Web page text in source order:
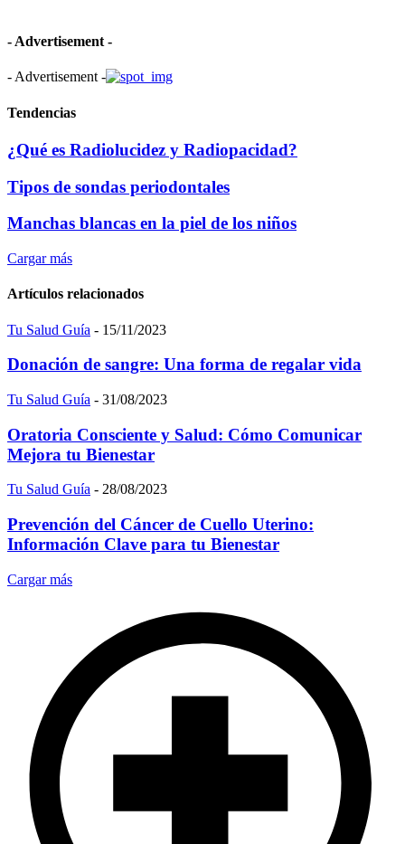
- Advertisement -
- Advertisement -
Tendencias
¿Qué es Radiolucidez y Radiopacidad?
Tipos de sondas periodontales
Manchas blancas en la piel de los niños
Cargar más
Artículos relacionados
Tu Salud Guía - 15/11/2023
Donación de sangre: Una forma de regalar vida
Tu Salud Guía - 31/08/2023
Oratoria Consciente y Salud: Cómo Comunicar
Mejora tu Bienestar
Tu Salud Guía - 28/08/2023
Prevención del Cáncer de Cuello Uterino:
Información Clave para tu Bienestar
Cargar más